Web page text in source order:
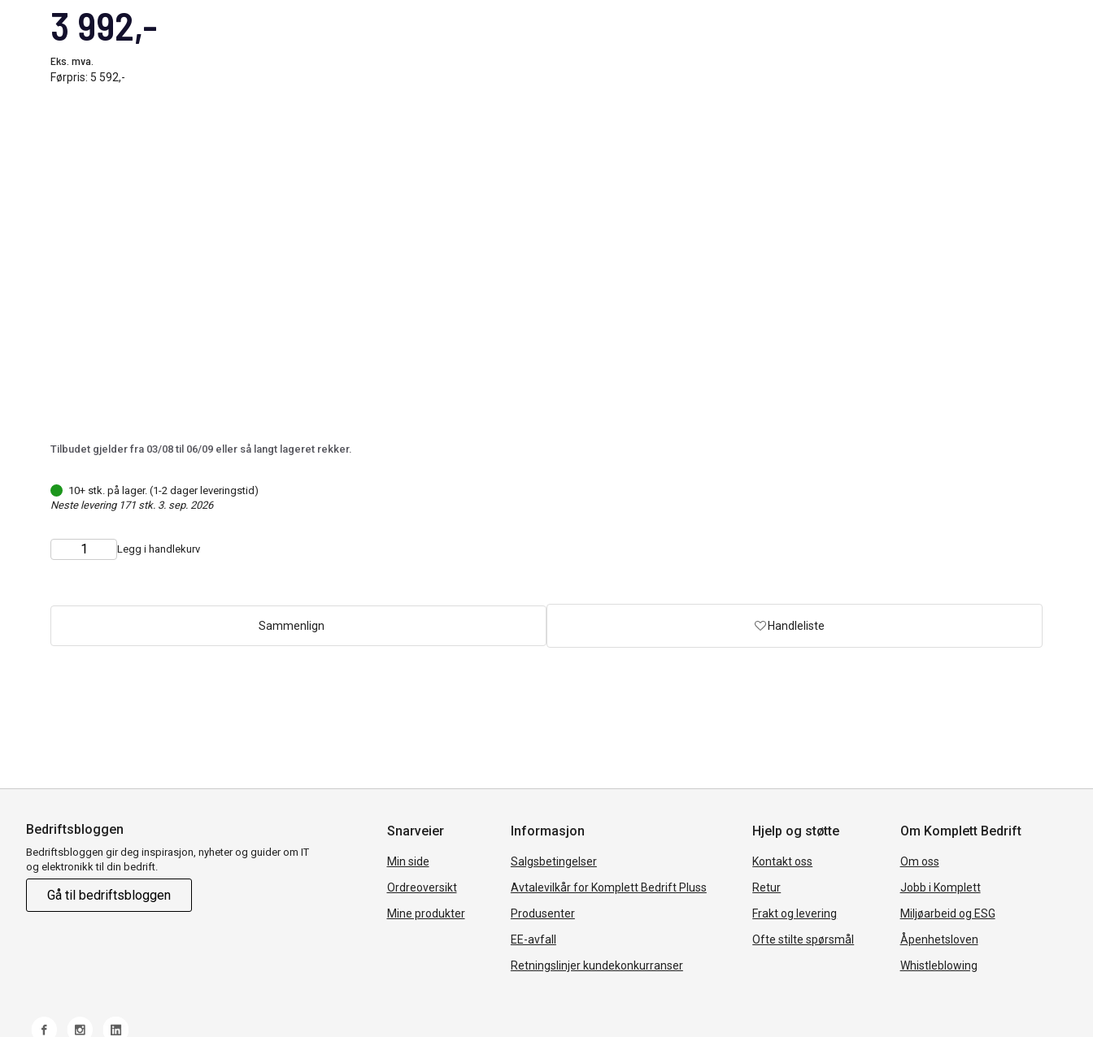
3 992,-
Eks. mva.
Førpris: 5 592,-
Tilbudet gjelder fra 03/08 til 06/09 eller så langt lageret rekker.
10+ stk. på lager. (1-2 dager leveringstid)
Neste levering 171 stk. 3. sep. 2026
Choose
Quantity Legg i handlekurv
Sammenlign Handleliste
Bedriftsbloggen
Bedriftsbloggen gir deg inspirasjon, nyheter og guider om IT
og elektronikk til din bedrift.
Gå til bedriftsbloggen
Snarveier
Min side
Ordreoversikt
Mine produkter
Informasjon
Salgsbetingelser
Avtalevilkår for Komplett Bedrift Pluss
Produsenter
EE-avfall
Retningslinjer kundekonkurranser
Hjelp og støtte
Kontakt oss
Retur
Frakt og levering
Ofte stilte spørsmål
Om Komplett Bedrift
Om oss
Jobb i Komplett
Miljøarbeid og ESG
Åpenhetsloven
Whistleblowing